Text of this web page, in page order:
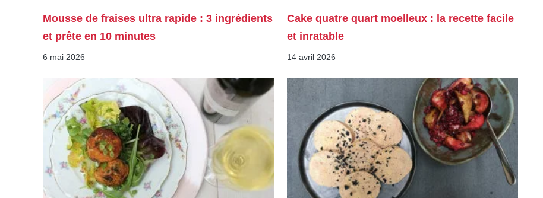
Mousse de fraises ultra rapide : 3 ingrédients
et prête en 10 minutes
6 mai 2026
Cake quatre quart moelleux : la recette facile
et inratable
14 avril 2026